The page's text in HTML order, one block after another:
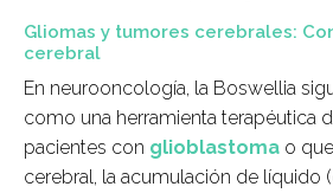
Gliomas y tumores cerebrales:
cerebral
En neurooncología, la Boswellia
como una herramienta terapéutica
pacientes con glioblastoma o
cerebral, la acumulación de líquido